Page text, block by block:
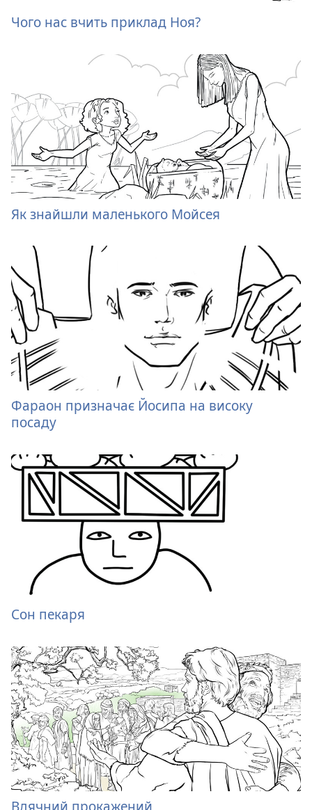
Чого нас вчить приклад Ноя?
Як знайшли маленького Мойсея
Фараон призначає Йосипа на високу
посаду
Сон пекаря
Вдячний прокажений